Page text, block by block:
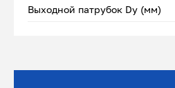
Выходной патрубок Dу (мм)